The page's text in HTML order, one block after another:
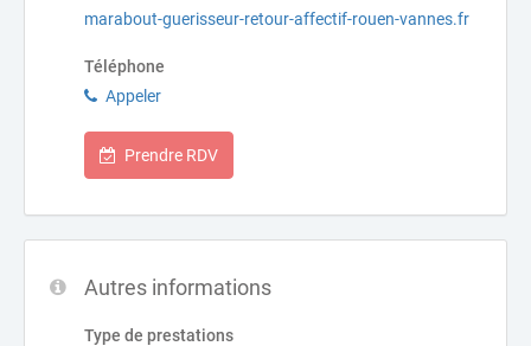
marabout-guerisseur-retour-affectif-rouen-vannes.fr
Téléphone
Appeler
Prendre RDV
Autres informations
Type de prestations